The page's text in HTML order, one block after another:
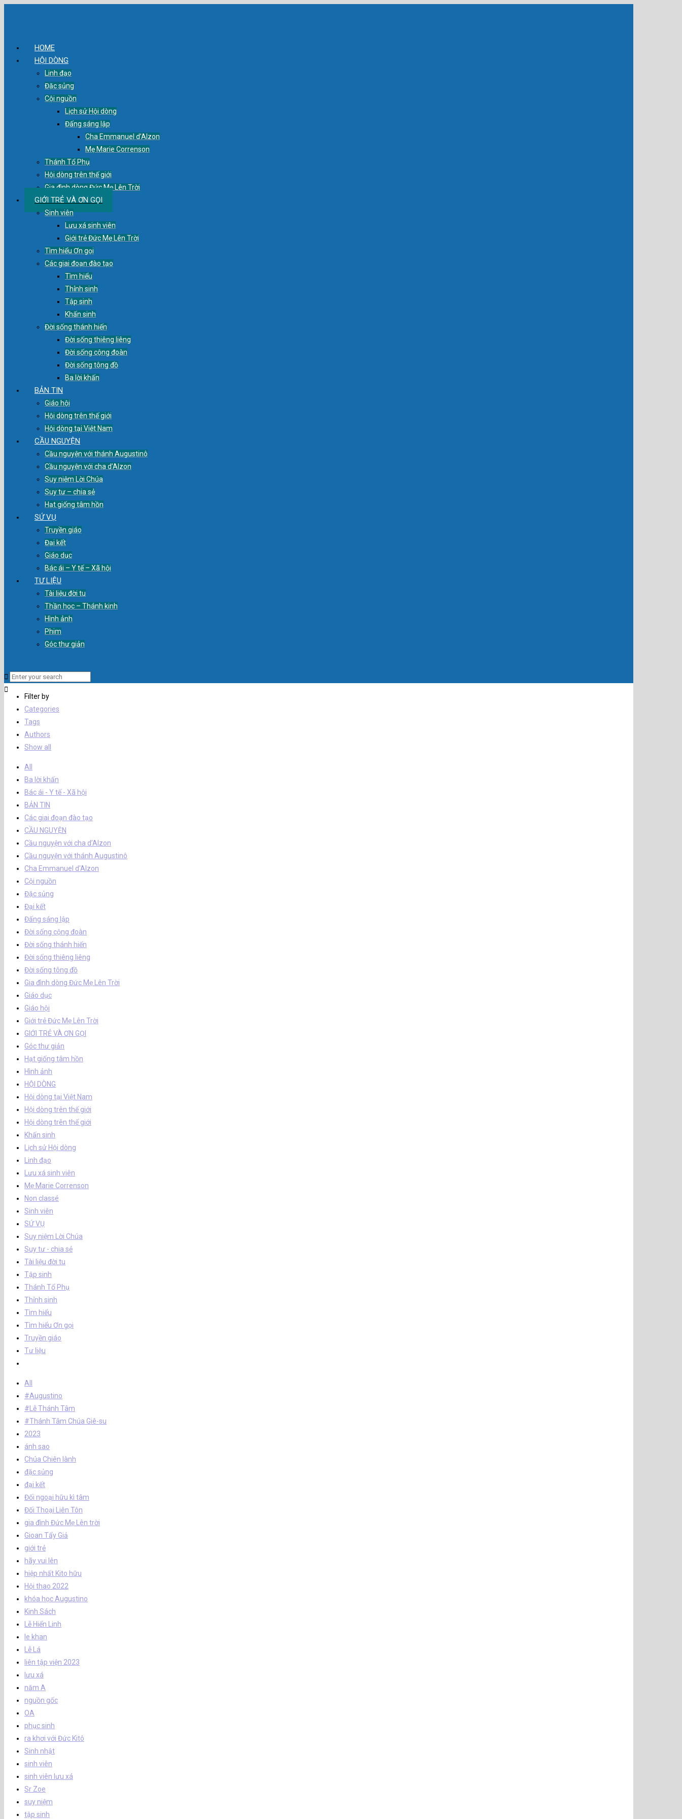
HOME
HỘI DÒNG
Linh đạo
Đặc sủng
Cội nguồn
Lịch sử Hội dòng
Đấng sáng lập
Cha Emmanuel d’Alzon
Mẹ Marie Correnson
Thánh Tổ Phụ
Hội dòng trên thế giới
Gia đình dòng Đức Mẹ Lên Trời
GIỚI TRẺ VÀ ƠN GỌI
Sinh viên
Lưu xá sinh viên
Giới trẻ Đức Mẹ Lên Trời
Tìm hiểu Ơn gọi
Các giai đoạn đào tạo
Tìm hiểu
Thỉnh sinh
Tập sinh
Khấn sinh
Đời sống thánh hiến
Đời sống thiêng liêng
Đời sống cộng đoàn
Đời sống tông đồ
Ba lời khấn
BẢN TIN
Giáo hội
Hội dòng trên thế giới
Hội dòng tại Việt Nam
CẦU NGUYỆN
Cầu nguyện với thánh Augustinô
Cầu nguyện với cha d’Alzon
Suy niệm Lời Chúa
Suy tư – chia sẻ
Hạt giống tâm hồn
SỨ VỤ
Truyền giáo
Đại kết
Giáo dục
Bác ái – Y tế – Xã hội
TƯ LIỆU
Tài liệu đời tu
Thần học – Thánh kinh
Hình ảnh
Phim
Góc thư giản
Filter by
Categories
Tags
Authors
Show all
All
Ba lời khấn
Bác ái - Y tế - Xã hội
BẢN TIN
Các giai đoạn đào tạo
CẦU NGUYỆN
Cầu nguyện với cha d’Alzon
Cầu nguyện với thánh Augustinô
Cha Emmanuel d'Alzon
Cội nguồn
Đặc sủng
Đại kết
Đấng sáng lập
Đời sống cộng đoàn
Đời sống thánh hiến
Đời sống thiêng liêng
Đời sống tông đồ
Gia đình dòng Đức Mẹ Lên Trời
Giáo dục
Giáo hội
Giới trẻ Đức Mẹ Lên Trời
GIỚI TRẺ VÀ ƠN GỌI
Góc thư giản
Hạt giống tâm hồn
Hình ảnh
HỘI DÒNG
Hội dòng tại Việt Nam
Hội dòng trên thế giới
Hội dòng trên thế giới
Khấn sinh
Lịch sử Hội dòng
Linh đạo
Lưu xá sinh viên
Mẹ Marie Correnson
Non classé
Sinh viên
SỨ VỤ
Suy niệm Lời Chúa
Suy tư - chia sẻ
Tài liệu đời tu
Tập sinh
Thánh Tổ Phụ
Thỉnh sinh
Tìm hiểu
Tìm hiểu Ơn gọi
Truyền giáo
Tư liệu
All
#Augustino
#Lễ Thánh Tâm
#Thánh Tâm Chúa Giê-su
2023
ánh sao
Chúa Chiên lành
đặc sủng
đại kết
Đối ngoại hữu kì tâm
Đối Thoại Liên Tôn
gia đình Đức Mẹ Lên trời
Gioan Tẩy Giả
giới trẻ
hãy vui lên
hiệp nhất Kito hữu
Hội thao 2022
khóa học Augustino
Kinh Sách
Lễ Hiển Linh
le khan
Lễ Lá
liên tập viện 2023
lưu xá
năm A
nguồn gốc
OA
phục sinh
ra khơi với Đức Kitô
Sinh nhật
sinh viên
sinh viên lưu xá
Sr Zoe
suy niệm
tập sinh